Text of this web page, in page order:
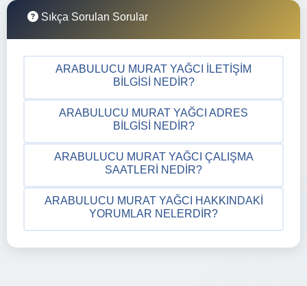
Sıkça Sorulan Sorular
ARABULUCU MURAT YAĞCI İLETIŞIM
BILGISI NEDIR?
ARABULUCU MURAT YAĞCI ADRES
BILGISI NEDIR?
ARABULUCU MURAT YAĞCI ÇALIŞMA
SAATLERI NEDIR?
ARABULUCU MURAT YAĞCI HAKKINDAKI
YORUMLAR NELERDIR?